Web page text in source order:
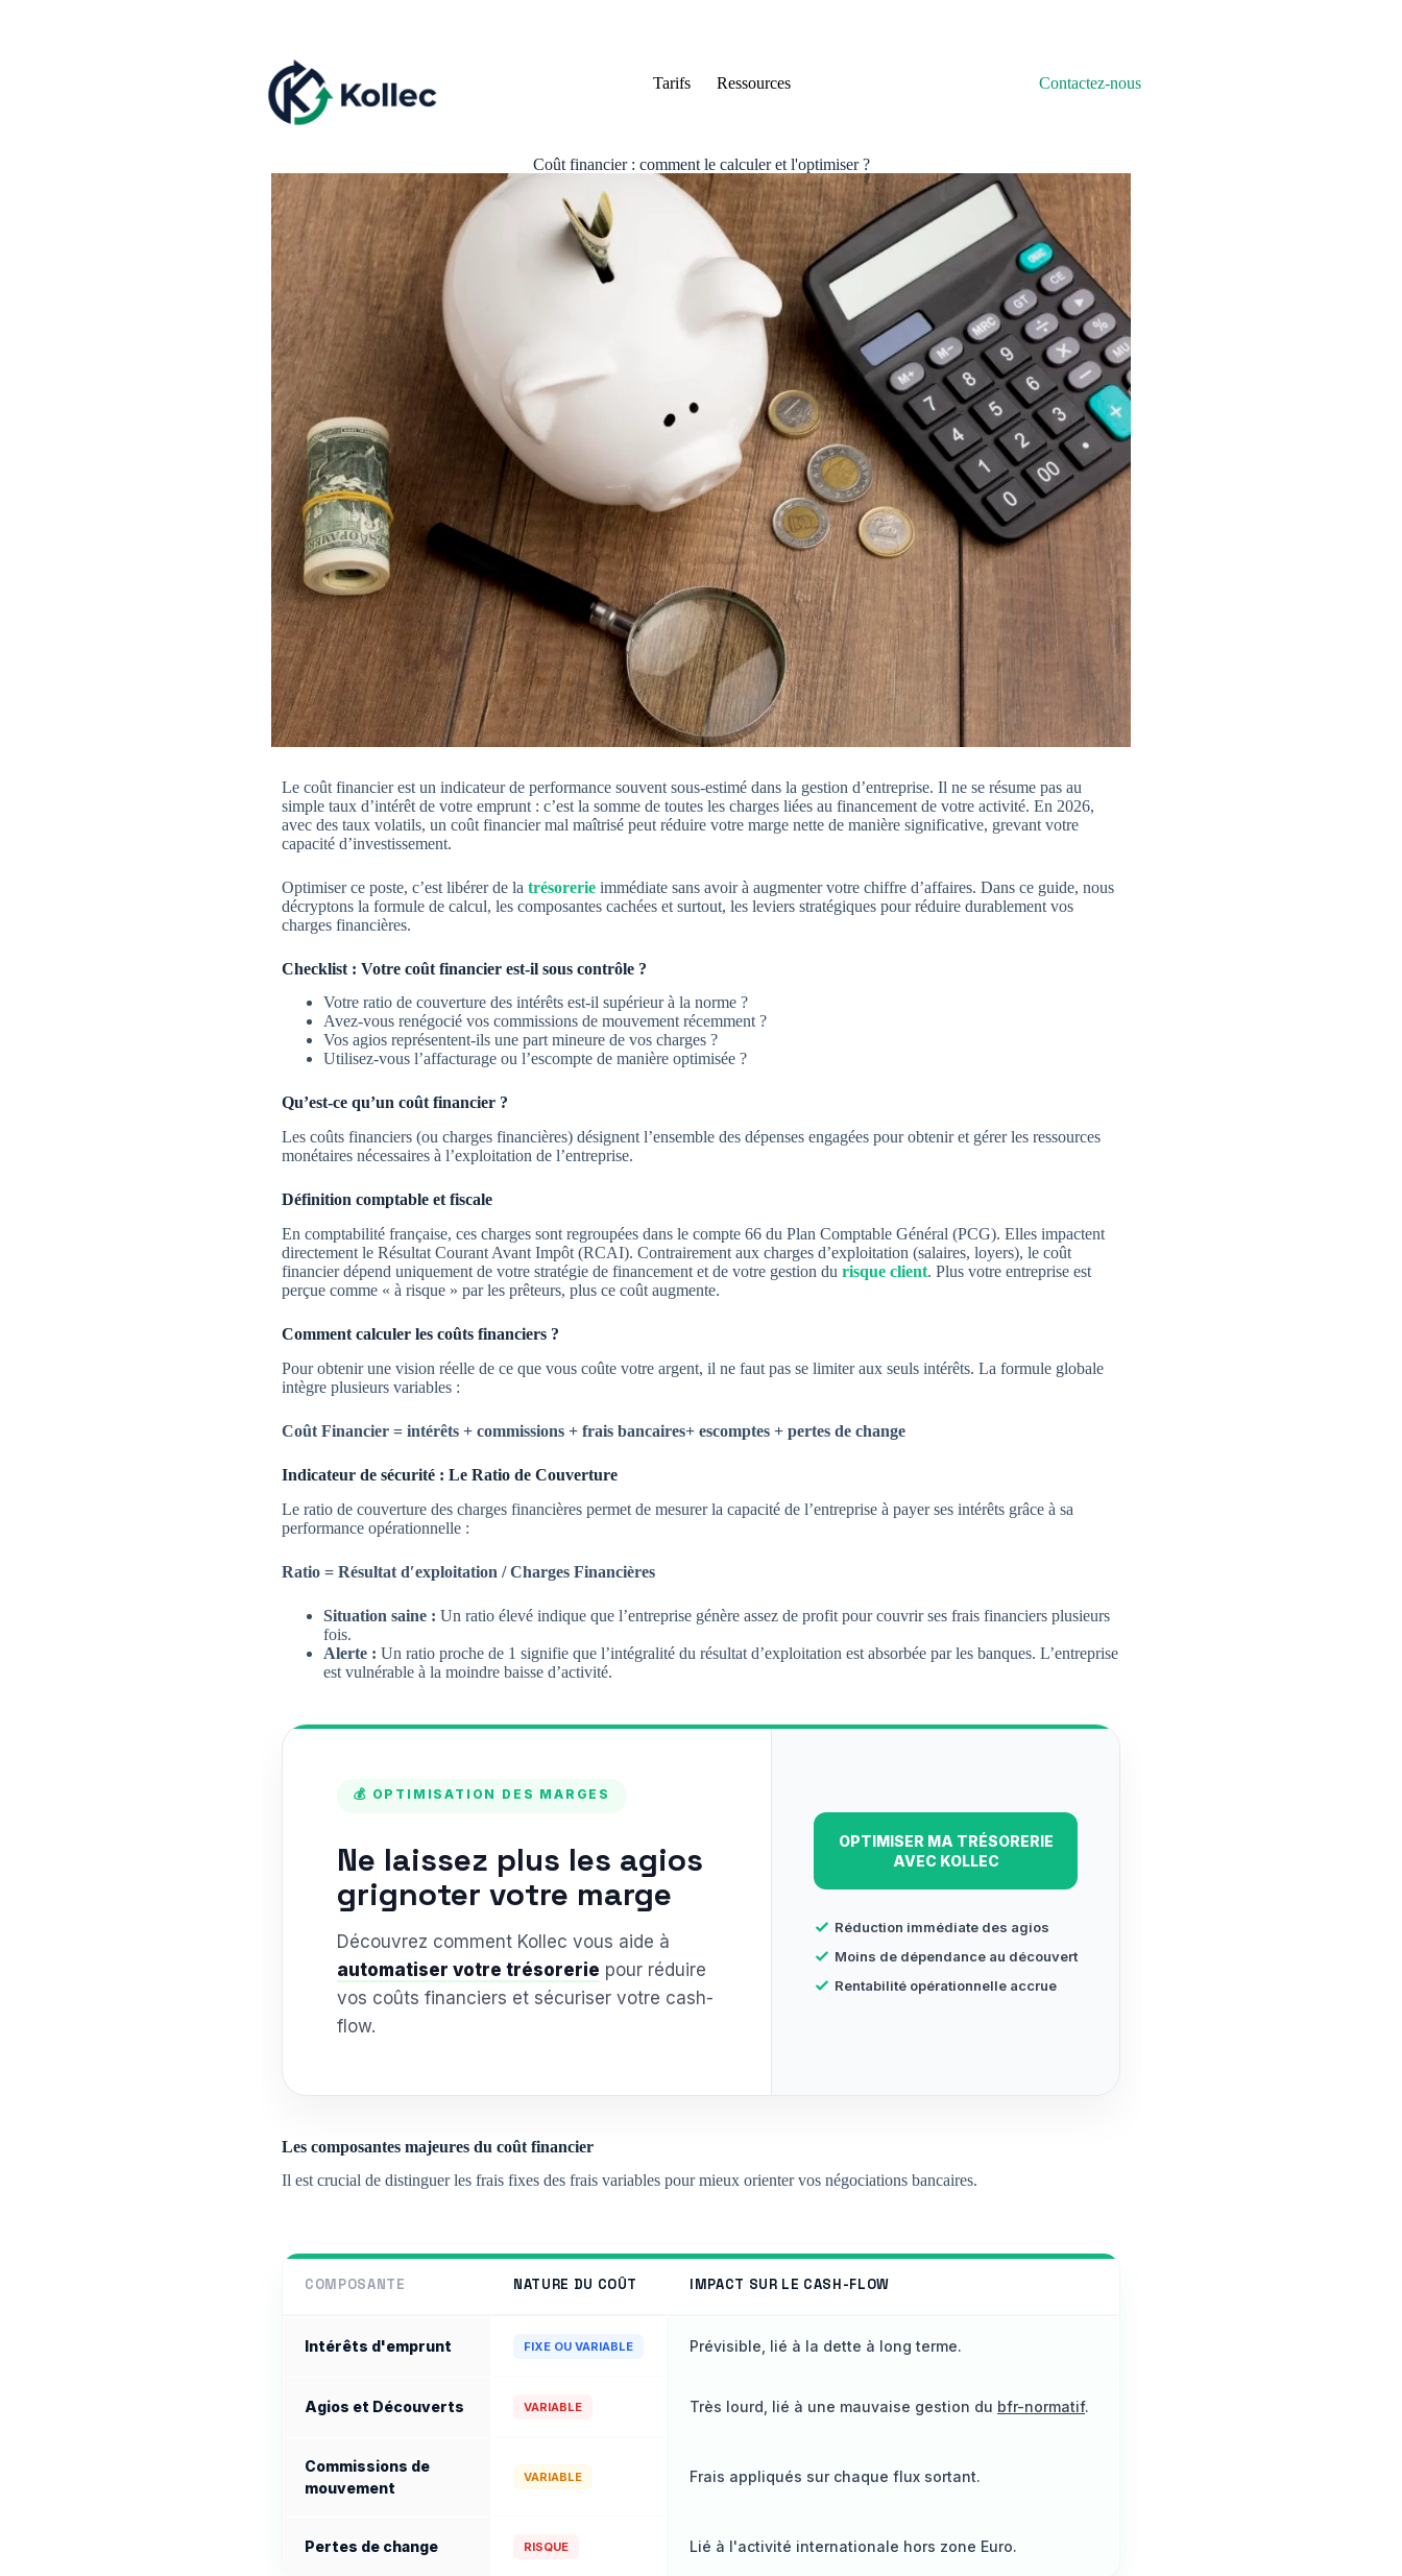
Tarifs Ressources Contactez-nous
Coût financier : comment le calculer et l'optimiser ?
Le coût financier est un indicateur de performance souvent sous-estimé dans la gestion d’entreprise. Il ne se résume pas au
simple taux d’intérêt de votre emprunt : c’est la somme de toutes les charges liées au financement de votre activité. En 2026,
avec des taux volatils, un coût financier mal maîtrisé peut réduire votre marge nette de manière significative, grevant votre
capacité d’investissement.
Optimiser ce poste, c’est libérer de la trésorerie immédiate sans avoir à augmenter votre chiffre d’affaires. Dans ce guide, nous
décryptons la formule de calcul, les composantes cachées et surtout, les leviers stratégiques pour réduire durablement vos
charges financières.
Checklist : Votre coût financier est-il sous contrôle ?
Votre ratio de couverture des intérêts est-il supérieur à la norme ?
Avez-vous renégocié vos commissions de mouvement récemment ?
Vos agios représentent-ils une part mineure de vos charges ?
Utilisez-vous l’affacturage ou l’escompte de manière optimisée ?
Qu’est-ce qu’un coût financier ?
Les coûts financiers (ou charges financières) désignent l’ensemble des dépenses engagées pour obtenir et gérer les ressources
monétaires nécessaires à l’exploitation de l’entreprise.
Définition comptable et fiscale
En comptabilité française, ces charges sont regroupées dans le compte 66 du Plan Comptable Général (PCG). Elles impactent
directement le Résultat Courant Avant Impôt (RCAI). Contrairement aux charges d’exploitation (salaires, loyers), le coût
financier dépend uniquement de votre stratégie de financement et de votre gestion du risque client. Plus votre entreprise est
perçue comme « à risque » par les prêteurs, plus ce coût augmente.
Comment calculer les coûts financiers ?
Pour obtenir une vision réelle de ce que vous coûte votre argent, il ne faut pas se limiter aux seuls intérêts. La formule globale
intègre plusieurs variables :
Coût Financier = intérêts + commissions + frais bancaires+ escomptes + pertes de change
Indicateur de sécurité : Le Ratio de Couverture
Le ratio de couverture des charges financières permet de mesurer la capacité de l’entreprise à payer ses intérêts grâce à sa
performance opérationnelle :
Ratio = Résultat d′exploitation ​/ Charges Financières
Situation saine : Un ratio élevé indique que l’entreprise génère assez de profit pour couvrir ses frais financiers plusieurs
fois.
Alerte : Un ratio proche de 1 signifie que l’intégralité du résultat d’exploitation est absorbée par les banques. L’entreprise
est vulnérable à la moindre baisse d’activité.
💰 OPTIMISATION DES MARGES
Ne laissez plus les agios
grignoter votre marge
Découvrez comment Kollec vous aide à
automatiser votre trésorerie pour réduire
vos coûts financiers et sécuriser votre cash-
flow.
OPTIMISER MA TRÉSORERIE
AVEC KOLLEC
Réduction immédiate des agios
Moins de dépendance au découvert
Rentabilité opérationnelle accrue
Les composantes majeures du coût financier
Il est crucial de distinguer les frais fixes des frais variables pour mieux orienter vos négociations bancaires.
COMPOSANTE NATURE DU COÛT IMPACT SUR LE CASH-FLOW
Intérêts d'emprunt FIXE OU VARIABLE Prévisible, lié à la dette à long terme.
Agios et Découverts VARIABLE Très lourd, lié à une mauvaise gestion du bfr-normatif.
Commissions de
mouvement
VARIABLE Frais appliqués sur chaque flux sortant.
Pertes de change RISQUE Lié à l'activité internationale hors zone Euro.